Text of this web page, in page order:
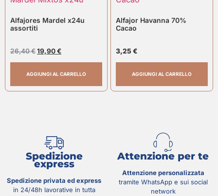
Alfajores Mardel x24u
assortiti
26,40€19,90€
AGGIUNGI AL CARRELLO
Alfajor Havanna 70%
Cacao
3,25 €
AGGIUNGI AL CARRELLO
Spedizione
express
Spedizione privata ed express
in 24/48h lavorative in tutta
Attenzione per te
Attenzione personalizzata
tramite WhatsApp e sui social
network